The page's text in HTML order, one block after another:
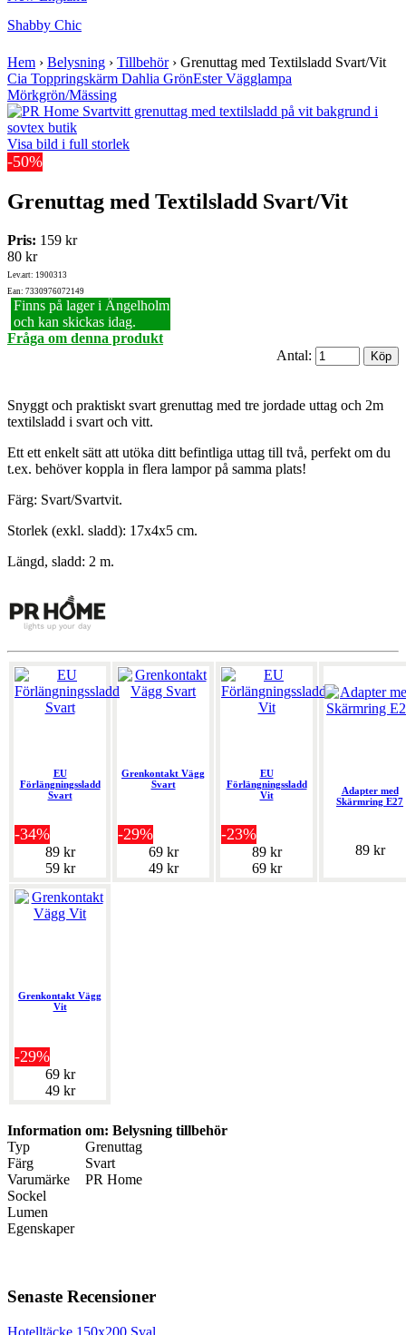
Shabby Chic
Hem › Belysning › Tillbehör› Grenuttag med Textilsladd Svart/Vit
Cia Toppringskärm Dahlia GrönEster Vägglampa
Mörkgrön/Mässing
Visa bild i full storlek
-50%
Grenuttag med Textilsladd Svart/Vit
Pris: 159 kr
80 kr
Lev.art: 1900313
Ean: 7330976072149
Finns på lager i Ängelholm
och kan skickas idag.
Fråga om denna produkt
Antal:
Snyggt och praktiskt svart grenuttag med tre jordade uttag och 2m
textilsladd i svart och vitt.
Ett ett enkelt sätt att utöka ditt befintliga uttag till två, perfekt om du
t.ex. behöver koppla in flera lampor på samma plats!
Färg: Svart/Svartvit.
Storlek (exkl. sladd): 17x4x5 cm.
Längd, sladd: 2 m.
EU
Förlängningssladd
Svart
-34%
89 kr
59 kr
Grenkontakt Vägg
Svart
-29%
69 kr
49 kr
EU
Förlängningssladd
Vit
-23%
89 kr
69 kr
Adapter med
Skärmring E27
89 kr
Grenkontakt Vägg
Vit
-29%
69 kr
49 kr
Information om: Belysning tillbehör
Typ
Grenuttag
Färg
Svart
Varumärke
PR Home
Sockel
Lumen
Egenskaper
Senaste Recensioner
Hotelltäcke 150x200 Sval